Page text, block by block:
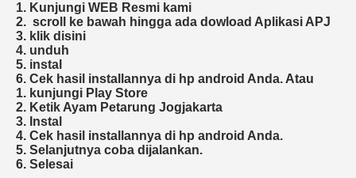
1. Kunjungi WEB Resmi kami
2.  scroll ke bawah hingga ada dowload Aplikasi APJ
3. klik disini
4. unduh
5. instal
6. Cek hasil installannya di hp android Anda. Atau
1. kunjungi Play Store
2. Ketik Ayam Petarung Jogjakarta
3. Instal
4. Cek hasil installannya di hp android Anda.
5. Selanjutnya coba dijalankan.
6. Selesai